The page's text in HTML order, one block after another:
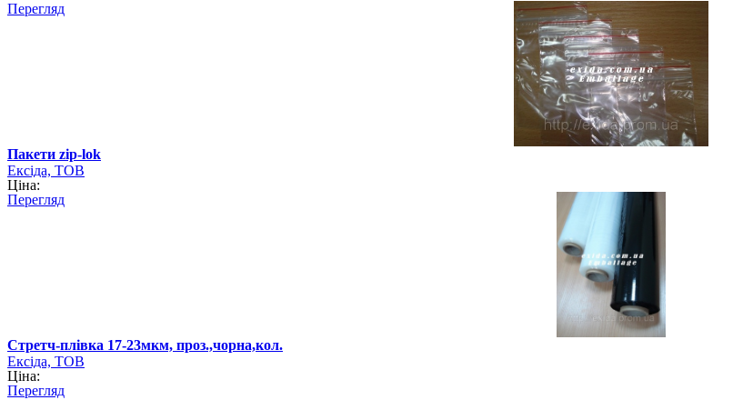
Перегляд
Пакети zip-lok
Ексіда, ТОВ
Ціна:
Перегляд
Стретч-плівка 17-23мкм, проз.,чорна,кол.
Ексіда, ТОВ
Ціна:
Перегляд